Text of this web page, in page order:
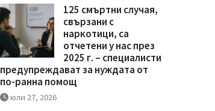
125 смъртни случая,
свързани с
наркотици, са
отчетени у нас през
2025 г. – специалисти
предупреждават за нуждата от
по-ранна помощ
юли 27, 2026